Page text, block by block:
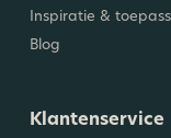
Inspiratie &
Blog
Klantenservice